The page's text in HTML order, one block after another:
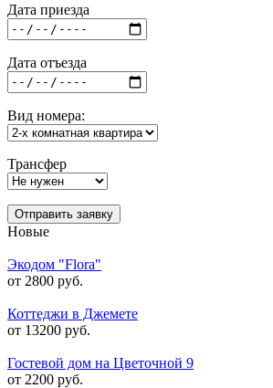
Дата приезда
Дата отъезда
Вид номера:
Трансфер
Отправить заявку
Новые
Экодом "Flora"
от 2800 руб.
Коттеджи в Джемете
от 13200 руб.
Гостевой дом на Цветочной 9
от 2200 руб.